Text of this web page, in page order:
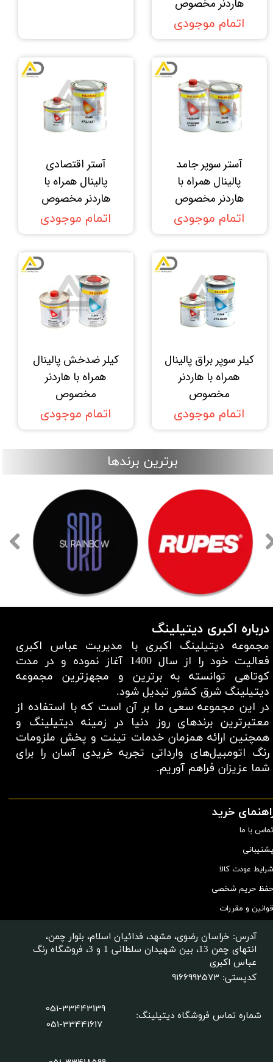
هاردنر مخصوص
اتمام موجودی
آستر سوپر جامد
پالینال همراه با
هاردنر مخصوص
اتمام موجودی
آستر اقتصادی
پالینال همراه با
هاردنر مخصوص
اتمام موجودی
کیلر سوپر براق پالینال
همراه با هاردنر
مخصوص
اتمام موجودی
کیلر ضدخش پالینال
همراه با هاردنر
مخصوص
اتمام موجودی
برترین برندها
لوگو برند سورین بو لوگو برند روپس
درباره اکبری دیتیلینگ
مجموعه دیتیلینگ اکبری با مدیریت عباس اکبری
فعالیت خود را از سال 1400 آغاز نموده و در مدت
کوتاهی توانسته به برترین و مجهزترین مجموعه
دیتیلینگ شرق کشور تبدیل شود.
در این مجموعه سعی ما بر آن است که با استفاده از
معتبر‌ترین برند‌های روز دنیا در زمینه دیتیلینگ و
همچنین ارائه همزمان خدمات تینت و پخش ملزومات
رنگ اتومبیل‌های وارداتی تجربه خریدی آسان را برای
شما عزیزان فراهم آوریم.​​​​​​​
خرید
تماس با ما
پشتیبانی
شرایط عودت کالا
حفظ حریم شخصی
قوانین و مقررات
شماره تماس فروشگاه دیتیلینگ:
051-33443139
051-33441617
آدرس: خراسان رضوی، مشهد، فدائیان اسلام، بلوار چمن،
انتهای چمن 13، بین شهیدان سلطانی 1 و 3، فروشگاه رنگ
عباس اکبری
کدپستی: 9166992573